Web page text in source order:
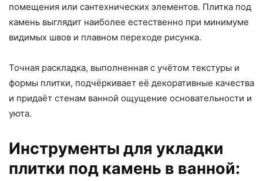
помещения или сантехнических элементов. Плитка под
камень выглядит наиболее естественно при минимуме
видимых швов и плавном переходе рисунка.
Точная раскладка, выполненная с учётом текстуры и
формы плитки, подчёркивает её декоративные качества
и придаёт стенам ванной ощущение основательности и
уюта.
Инструменты для укладки
плитки под камень в ванной: